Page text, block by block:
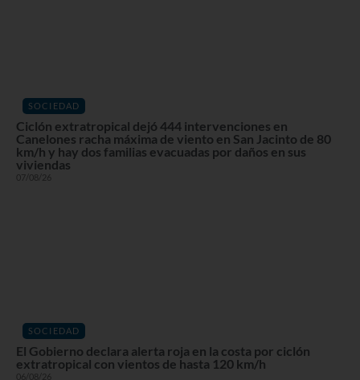
SOCIEDAD
Ciclón extratropical dejó 444 intervenciones en
Canelones racha máxima de viento en San Jacinto de 80
km/h y hay dos familias evacuadas por daños en sus
viviendas
07/08/26
SOCIEDAD
El Gobierno declara alerta roja en la costa por ciclón
extratropical con vientos de hasta 120 km/h
06/08/26